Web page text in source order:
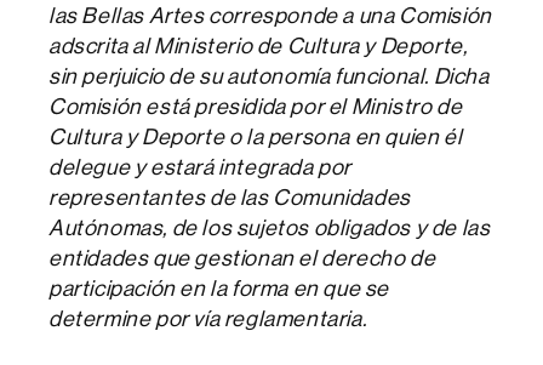
las Bellas Artes corresponde a una Comisión
adscrita al Ministerio de Cultura y Deporte,
sin perjuicio de su autonomía funcional. Dicha
Comisión está presidida por el Ministro de
Cultura y Deporte o la persona en quien él
delegue y estará integrada por
representantes de las Comunidades
Autónomas, de los sujetos obligados y de las
entidades que gestionan el derecho de
participación en la forma en que se
determine por vía reglamentaria.